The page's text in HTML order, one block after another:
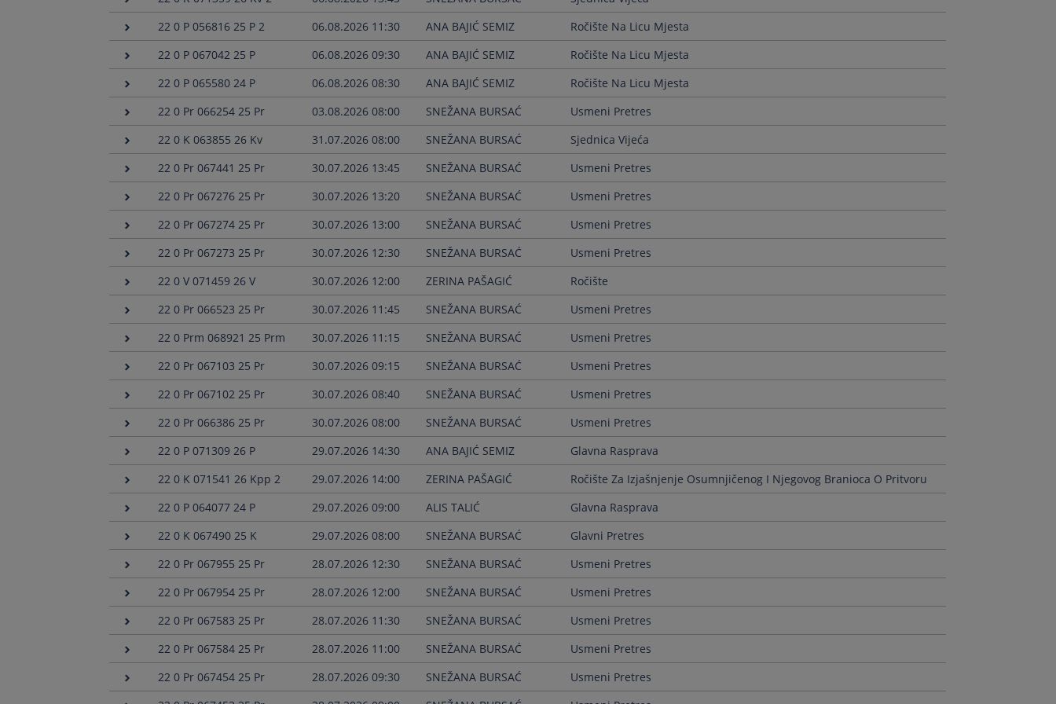
22 0 P 056816 25 P 2
06.08.2026 11:30 ANA BAJIĆ SEMIZ
Ročište Na Licu Mjesta
22 0 P 067042 25 P
06.08.2026 09:30 ANA BAJIĆ SEMIZ
Ročište Na Licu Mjesta
22 0 P 065580 24 P
06.08.2026 08:30 ANA BAJIĆ SEMIZ
Ročište Na Licu Mjesta
22 0 Pr 066254 25 Pr
03.08.2026 08:00 SNEŽANA BURSAĆ
Usmeni Pretres
22 0 K 063855 26 Kv
31.07.2026 08:00 SNEŽANA BURSAĆ
Sjednica Vijeća
22 0 Pr 067441 25 Pr
30.07.2026 13:45 SNEŽANA BURSAĆ
Usmeni Pretres
22 0 Pr 067276 25 Pr
30.07.2026 13:20 SNEŽANA BURSAĆ
Usmeni Pretres
22 0 Pr 067274 25 Pr
30.07.2026 13:00 SNEŽANA BURSAĆ
Usmeni Pretres
22 0 Pr 067273 25 Pr
30.07.2026 12:30 SNEŽANA BURSAĆ
Usmeni Pretres
22 0 V 071459 26 V
30.07.2026 12:00 ZERINA PAŠAGIĆ
Ročište
22 0 Pr 066523 25 Pr
30.07.2026 11:45 SNEŽANA BURSAĆ
Usmeni Pretres
22 0 Prm 068921 25 Prm
30.07.2026 11:15 SNEŽANA BURSAĆ
Usmeni Pretres
22 0 Pr 067103 25 Pr
30.07.2026 09:15 SNEŽANA BURSAĆ
Usmeni Pretres
22 0 Pr 067102 25 Pr
30.07.2026 08:40 SNEŽANA BURSAĆ
Usmeni Pretres
22 0 Pr 066386 25 Pr
30.07.2026 08:00 SNEŽANA BURSAĆ
Usmeni Pretres
22 0 P 071309 26 P
29.07.2026 14:30 ANA BAJIĆ SEMIZ
Glavna Rasprava
22 0 K 071541 26 Kpp 2
29.07.2026 14:00 ZERINA PAŠAGIĆ
Ročište Za Izjašnjenje Osumnjičenog I Njegovog Branioca O Pritvoru
22 0 P 064077 24 P
29.07.2026 09:00 ALIS TALIĆ
Glavna Rasprava
22 0 K 067490 25 K
29.07.2026 08:00 SNEŽANA BURSAĆ
Glavni Pretres
22 0 Pr 067955 25 Pr
28.07.2026 12:30 SNEŽANA BURSAĆ
Usmeni Pretres
22 0 Pr 067954 25 Pr
28.07.2026 12:00 SNEŽANA BURSAĆ
Usmeni Pretres
22 0 Pr 067583 25 Pr
28.07.2026 11:30 SNEŽANA BURSAĆ
Usmeni Pretres
22 0 Pr 067584 25 Pr
28.07.2026 11:00 SNEŽANA BURSAĆ
Usmeni Pretres
22 0 Pr 067454 25 Pr
28.07.2026 09:30 SNEŽANA BURSAĆ
Usmeni Pretres